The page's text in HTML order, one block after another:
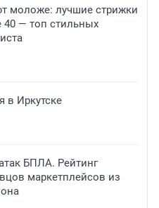
моложе: лучшие стрижки
— топ стильных
в Иркутске
БПЛА. Рейтинг
маркетплейсов из